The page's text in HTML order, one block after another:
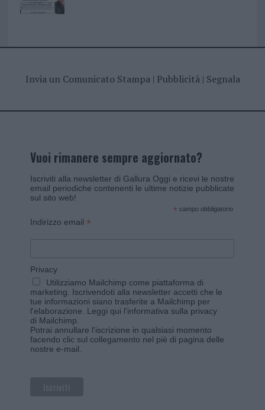
Invia un Comunicato Stampa| Pubblicità| Segnala
Vuoi rimanere sempre aggiornato?
Iscriviti alla newsletter di Gallura Oggi e ricevi le nostre
email periodiche contenenti le ultime notizie pubblicate
sul sito web!
* campo obbligatorio
Indirizzo email *
Privacy
Utilizziamo Mailchimp come piattaforma di
marketing. Iscrivendoti alla newsletter accetti che le
tue informazioni siano trasferite a Mailchimp per
l'elaborazione. Leggi qui l'informativa sulla privacy
di Mailchimp
Potrai annullare l'iscrizione in qualsiasi momento
facendo clic sul collegamento nel piè di pagina delle
nostre e-mail.